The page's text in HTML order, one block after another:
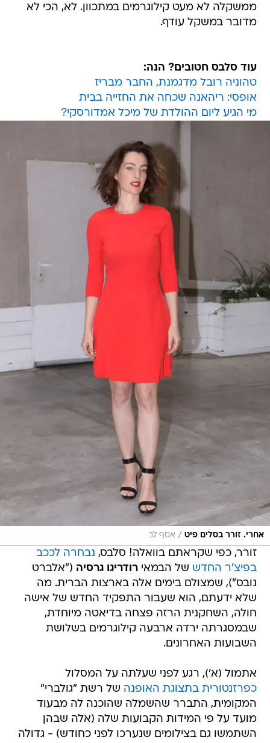
ממשקלה לא מעט קילוגרמים במתכוון. לא, הכי לא
מדובר במשקל עודף.
עוד סלבס חטובים? הנה:
טהוניה רובל מדגמנת, החבר מבריז
אופסי: ריהאנה שכחה את החזייה בבית
מי הגיע ליום ההולדת של מיכל אמדורסקי?
אחרי. זורר בסלים פיט / אסף לב
זורר, כפי שקראתם בוואלה! סלבס, נבחרה לככב
בפיצ'ר החדש של הבמאירודריגו גרסיה ("אלברט
נובס"), שמצולם בימים אלה בארצות הברית. מה
שלא ידעתם, הוא שעבור התפקיד החדש של אישה
חולה, השחקנית הרזה פצחה בדיאטה מיוחדת,
שבמסגרתה ירדה ארבעה קילוגרמים בשלושת
השבועות האחרונים.
אתמול (א'), רגע לפני שעלתה על המסלול
כפרזנטורית בתצוגת האופנה של רשת "גולברי"
המקומית, התברר שהשמלה שהוכנה לה מבעוד
מועד על פי המידות הקבועות שלה (אלה שבהן
השתמשו גם בצילומים שנערכו לפני כחודש) - גדולה